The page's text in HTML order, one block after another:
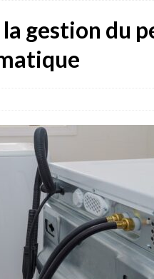
gestion du